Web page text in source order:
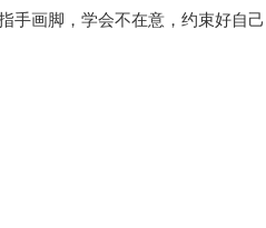
手画脚，学会不在意，约束好自